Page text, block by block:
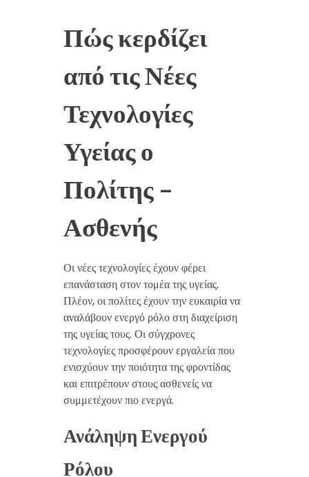
Πώς κερδίζει
από τις Νέες
Τεχνολογίες
Υγείας ο
Πολίτης –
Ασθενής
Οι νέες τεχνολογίες έχουν φέρει
επανάσταση στον τομέα της υγείας.
Πλέον, οι πολίτες έχουν την ευκαιρία να
αναλάβουν ενεργό ρόλο στη διαχείριση
της υγείας τους. Οι σύγχρονες
τεχνολογίες προσφέρουν εργαλεία που
ενισχύουν την ποιότητα της φροντίδας
και επιτρέπουν στους ασθενείς να
συμμετέχουν πιο ενεργά.
Ανάληψη Ενεργού
Ρόλου